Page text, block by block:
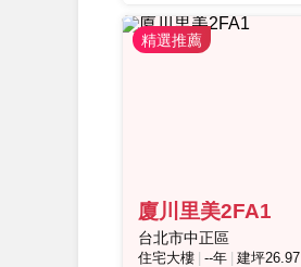
廈川里美2FA1
台北市中正區
住宅大樓 --年 建坪26.97